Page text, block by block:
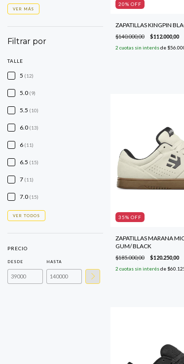
VER MÁS
Filtrar por
TALLE
5 (12)
5.0 (9)
5.5 (10)
6.0 (13)
6 (11)
6.5 (15)
7 (11)
7.0 (15)
VER TODOS
PRECIO
DESDE HASTA
20% OFF
ZAPATILLAS KINGPIN
$140.000,00 $112.000,00
2 cuotas sin interésde
35% OFF
ZAPATILLAS MARANA
GUM/ BLACK
$185.000,00 $120.250,00
2 cuotas sin interésde